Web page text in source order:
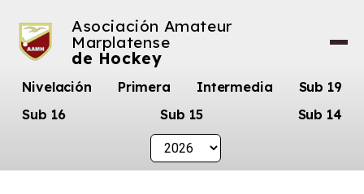
Asociación Amateur
Marplatense
de Hockey
Nivelación Primera Intermedia
Sub 19
Sub 16
Sub 15 Sub 14